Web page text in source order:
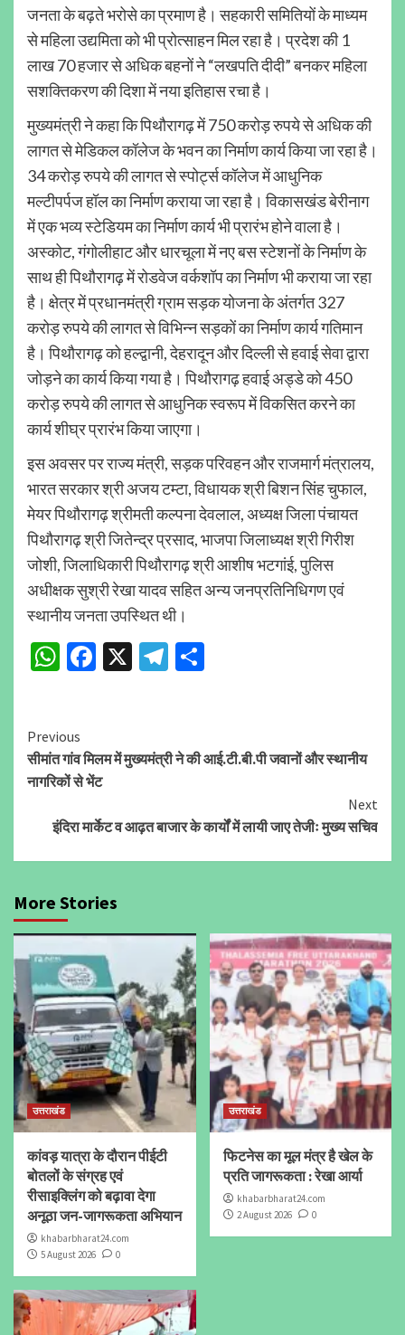
जनता के बढ़ते भरोसे का प्रमाण है। सहकारी समितियों के माध्यम
से महिला उद्यमिता को भी प्रोत्साहन मिल रहा है। प्रदेश की 1
लाख 70 हजार से अधिक बहनों ने “लखपति दीदी” बनकर महिला
सशक्तिकरण की दिशा में नया इतिहास रचा है।
मुख्यमंत्री ने कहा कि पिथौरागढ़ में 750 करोड़ रुपये से अधिक की
लागत से मेडिकल कॉलेज के भवन का निर्माण कार्य किया जा रहा है।
34 करोड़ रुपये की लागत से स्पोर्ट्स कॉलेज में आधुनिक
मल्टीपर्पज हॉल का निर्माण कराया जा रहा है। विकासखंड बेरीनाग
में एक भव्य स्टेडियम का निर्माण कार्य भी प्रारंभ होने वाला है।
अस्कोट, गंगोलीहाट और धारचूला में नए बस स्टेशनों के निर्माण के
साथ ही पिथौरागढ़ में रोडवेज वर्कशॉप का निर्माण भी कराया जा रहा
है। क्षेत्र में प्रधानमंत्री ग्राम सड़क योजना के अंतर्गत 327
करोड़ रुपये की लागत से विभिन्न सड़कों का निर्माण कार्य गतिमान
है। पिथौरागढ़ को हल्द्वानी, देहरादून और दिल्ली से हवाई सेवा द्वारा
जोड़ने का कार्य किया गया है। पिथौरागढ़ हवाई अड्डे को 450
करोड़ रुपये की लागत से आधुनिक स्वरूप में विकसित करने का
कार्य शीघ्र प्रारंभ किया जाएगा।
इस अवसर पर राज्य मंत्री, सड़क परिवहन और राजमार्ग मंत्रालय,
भारत सरकार श्री अजय टम्टा, विधायक श्री बिशन सिंह चुफाल,
मेयर पिथौरागढ़ श्रीमती कल्पना देवलाल, अध्यक्ष जिला पंचायत
पिथौरागढ़ श्री जितेन्द्र प्रसाद, भाजपा जिलाध्यक्ष श्री गिरीश
जोशी, जिलाधिकारी पिथौरागढ़ श्री आशीष भटगांई, पुलिस
अधीक्षक सुश्री रेखा यादव सहित अन्य जनप्रतिनिधिगण एवं
स्थानीय जनता उपस्थित थी।
WhatsApp
Facebook
X Telegram
Continue
Reading
Previous
सीमांत गांव मिलम में मुख्यमंत्री ने की आई.टी.बी.पी जवानों और स्थानीय
नागरिकों से भेंट
Next
इंदिरा मार्केट व आढ़त बाजार के कार्यों में लायी जाए तेजीः मुख्य सचिव
More Stories
उत्तराखंड
कांवड़ यात्रा के दौरान पीईटी
बोतलों के संग्रह एवं
रीसाइक्लिंग को बढ़ावा देगा
अनूठा जन-जागरूकता अभियान
khabarbharat24.com
5 August 2026
0
उत्तराखंड
फिटनेस का मूल मंत्र है खेल के
प्रति जागरूकता : रेखा आर्या
khabarbharat24.com
2 August 2026
0